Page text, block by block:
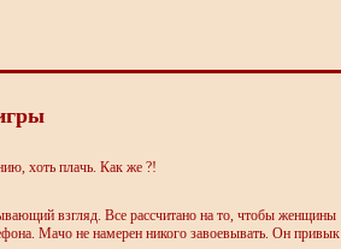
хоть плачь. Как же ?!
взгляд. Все рассчитано на то, чтобы женщины
Мачо не намерен никого завоевывать. Он привык